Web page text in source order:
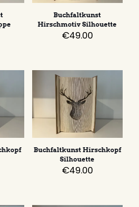
Buchfaltkunst
Hirschmotiv Silhouette
€49.00
Buchfaltkunst Hirschkopf
Silhouette
€49.00